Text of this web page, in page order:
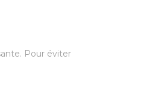
Pour éviter